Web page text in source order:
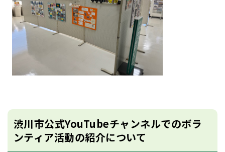
渋川市公式YouTubeチャンネルでのボラ
ンティア活動の紹介について